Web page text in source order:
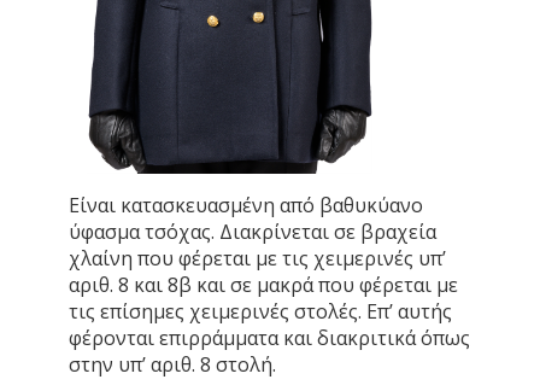
Είναι κατασκευασμένη από βαθυκύανο
ύφασμα τσόχας. Διακρίνεται σε βραχεία
χλαίνη που φέρεται με τις χειμερινές υπ’
αριθ. 8 και 8β και σε μακρά που φέρεται με
τις επίσημες χειμερινές στολές. Επ’ αυτής
φέρονται επιρράμματα και διακριτικά όπως
στην υπ’ αριθ. 8 στολή.